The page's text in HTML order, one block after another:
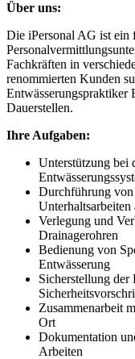
Über uns:
Die iPersonal AG ist ein
Fachkräften in
renommierten Kunden
Entwässerungspraktiker
Dauerstellen.
Ihre Aufgaben:
Unterstützung bei
Durchführung
Verlegung und
Drainagerohren
Bedienung von
Entwässerung
Sicherstellung
Zusammenarbeit
Ort
Dokumentation
Arbeiten